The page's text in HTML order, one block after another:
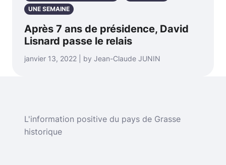
UNE SEMAINE
Après 7 ans de présidence, David
Lisnard passe le relais
janvier 13, 2022 | by Jean-Claude JUNIN
L'information positive du pays de Grasse
historique